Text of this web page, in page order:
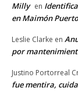
Milly en
en Maimón
Leslie Clarke en
por
Justino Portorreal
fue mentira,